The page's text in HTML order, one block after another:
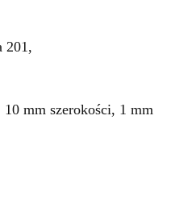
201,
10 mm szerokości, 1 mm